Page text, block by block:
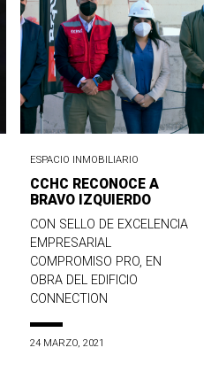
ESPACIO INMOBILIARIO
CCHC RECONOCE A
BRAVO IZQUIERDO
CON SELLO DE EXCELENCIA
EMPRESARIAL
COMPROMISO PRO, EN
OBRA DEL EDIFICIO
CONNECTION
24 MARZO, 2021